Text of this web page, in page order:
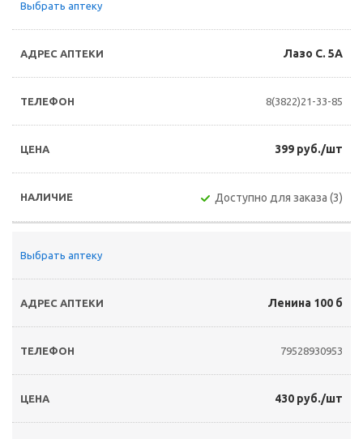
Выбрать аптеку
Лазо С. 5А
8(3822)21-33-85
399 руб./шт
Доступно для заказа (3)
Выбрать аптеку
Ленина 100 б
79528930953
430 руб./шт